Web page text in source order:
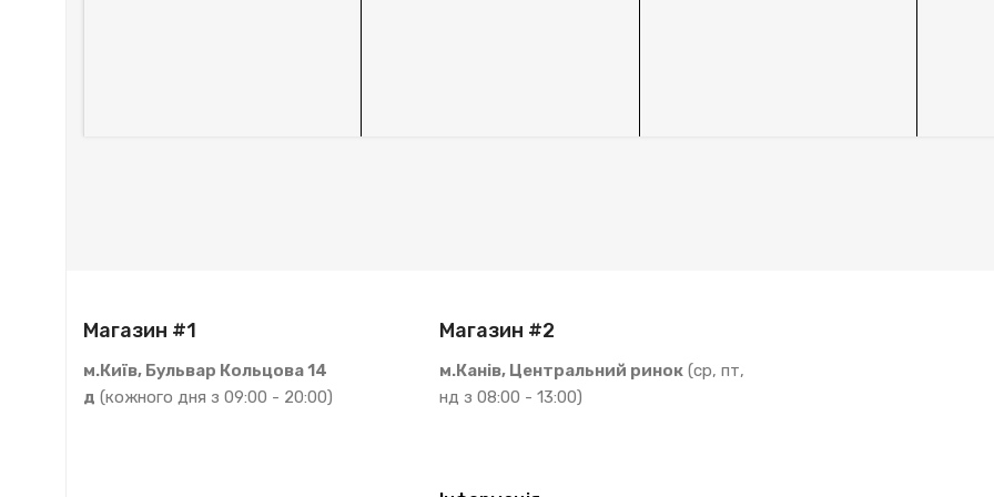
Магазин #1
м.Київ, Бульвар Кольцова 14
д (кожного дня з 09:00 - 20:00)
Магазин #2
м.Канів, Центральний ринок (ср, пт,
нд з 08:00 - 13:00)